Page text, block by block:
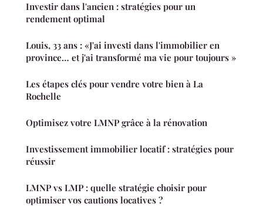
Investir dans l'ancien : stratégies pour un
rendement optimal
Louis, 33 ans : «J'ai investi dans l'immobilier en
province… et j'ai transformé ma vie pour toujours »
Les étapes clés pour vendre votre bien à La
Rochelle
Optimisez votre LMNP grâce à la rénovation
Investissement immobilier locatif : stratégies pour
réussir
LMNP vs LMP : quelle stratégie choisir pour
optimiser vos cautions locatives ?